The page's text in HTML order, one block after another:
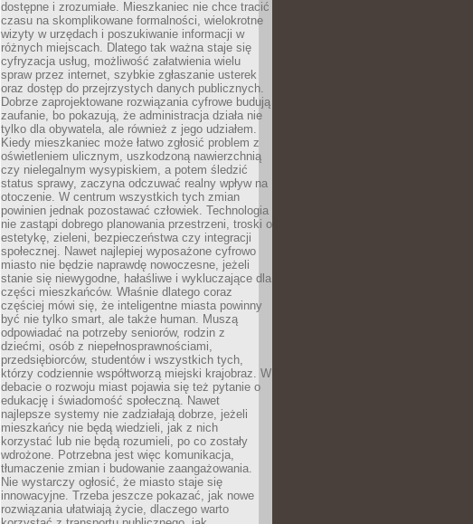
dostępne i zrozumiałe. Mieszkaniec nie chce tracić
czasu na skomplikowane formalności, wielokrotne
wizyty w urzędach i poszukiwanie informacji w
różnych miejscach. Dlatego tak ważna staje się
cyfryzacja usług, możliwość załatwienia wielu
spraw przez internet, szybkie zgłaszanie usterek
oraz dostęp do przejrzystych danych publicznych.
Dobrze zaprojektowane rozwiązania cyfrowe budują
zaufanie, bo pokazują, że administracja działa nie
tylko dla obywatela, ale również z jego udziałem.
Kiedy mieszkaniec może łatwo zgłosić problem z
oświetleniem ulicznym, uszkodzoną nawierzchnią
czy nielegalnym wysypiskiem, a potem śledzić
status sprawy, zaczyna odczuwać realny wpływ na
otoczenie. W centrum wszystkich tych zmian
powinien jednak pozostawać człowiek. Technologia
nie zastąpi dobrego planowania przestrzeni, troski o
estetykę, zieleni, bezpieczeństwa czy integracji
społecznej. Nawet najlepiej wyposażone cyfrowo
miasto nie będzie naprawdę nowoczesne, jeżeli
stanie się niewygodne, hałaśliwe i wykluczające dla
części mieszkańców. Właśnie dlatego coraz
częściej mówi się, że inteligentne miasta powinny
być nie tylko smart, ale także human. Muszą
odpowiadać na potrzeby seniorów, rodzin z
dziećmi, osób z niepełnosprawnościami,
przedsiębiorców, studentów i wszystkich tych,
którzy codziennie współtworzą miejski krajobraz. W
debacie o rozwoju miast pojawia się też pytanie o
edukację i świadomość społeczną. Nawet
najlepsze systemy nie zadziałają dobrze, jeżeli
mieszkańcy nie będą wiedzieli, jak z nich
korzystać lub nie będą rozumieli, po co zostały
wdrożone. Potrzebna jest więc komunikacja,
tłumaczenie zmian i budowanie zaangażowania.
Nie wystarczy ogłosić, że miasto staje się
innowacyjne. Trzeba jeszcze pokazać, jak nowe
rozwiązania ułatwiają życie, dlaczego warto